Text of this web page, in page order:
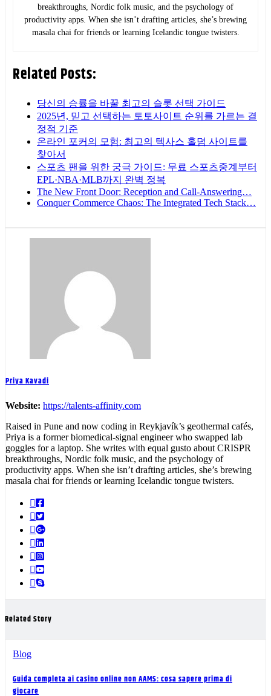
breakthroughs, Nordic folk music, and the psychology of
productivity apps. When she isn’t drafting articles, she’s brewing
masala chai for friends or learning Icelandic tongue twisters.
Related Posts:
당신의 승률을 바꿀 최고의 슬롯 선택 가이드
2025년, 믿고 선택하는 토토사이트 순위를 가르는 결
정적 기준
온라인 포커의 모험: 최고의 텍사스 홀덤 사이트를
찾아서
스포츠 팬을 위한 궁극 가이드: 무료 스포츠중계부터
EPL·NBA·MLB까지 완벽 정복
The New Front Door: Reception and Call-Answering…
Conquer Commerce Chaos: The Integrated Tech Stack…
Priya Kavadi
Website: https://talents-affinity.com
Raised in Pune and now coding in Reykjavík’s geothermal cafés,
Priya is a former biomedical-signal engineer who swapped lab
goggles for a laptop. She writes with equal gusto about CRISPR
breakthroughs, Nordic folk music, and the psychology of
productivity apps. When she isn’t drafting articles, she’s brewing
masala chai for friends or learning Icelandic tongue twisters.
Related Story
Blog
Guida completa ai casino online non AAMS: cosa sapere prima di
giocare